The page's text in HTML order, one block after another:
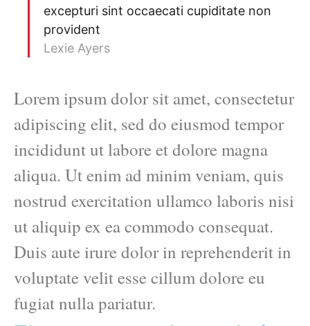
excepturi sint occaecati cupiditate non
provident
Lexie Ayers
Lorem ipsum dolor sit amet, consectetur
adipiscing elit, sed do eiusmod tempor
incididunt ut labore et dolore magna
aliqua. Ut enim ad minim veniam, quis
nostrud exercitation ullamco laboris nisi
ut aliquip ex ea commodo consequat.
Duis aute irure dolor in reprehenderit in
voluptate velit esse cillum dolore eu
fugiat nulla pariatur.